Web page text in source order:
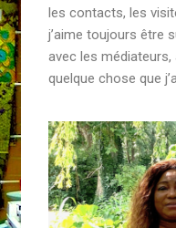
les contacts, les
j’aime toujours être
avec les médiateurs,
quelque chose que